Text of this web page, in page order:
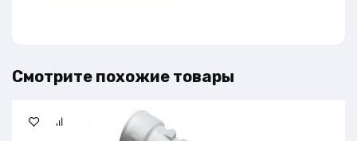
Смотрите похожие товары